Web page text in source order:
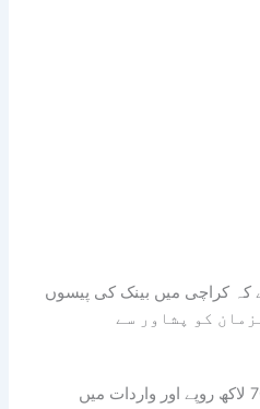
کہ کراچی میں بینک کی پیسوں
گاڑی لوٹنے والے 3 ملزمان کو پشاور سے
ان کا کہنا تھا کہ ملزمان سے 70 لاکھ روپے اور واردات میں